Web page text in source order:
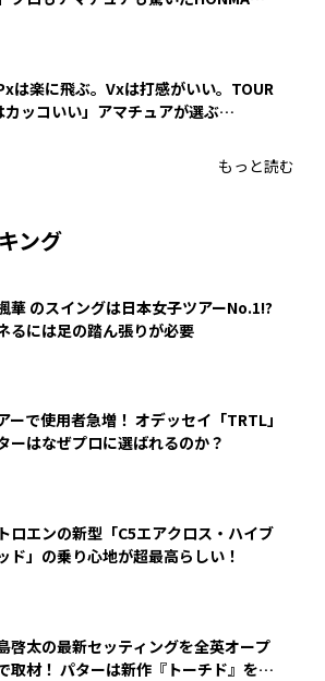
Pxは楽に飛ぶ。Vxは打感がいい。TOUR
カッコいい」アマチュアが選ぶ
もっと読む
ング
華 のスイングは日本女子ツアーNo.1!?
るには足の踏ん張りが必要
ーで使用者急増！ オデッセイ「TRTL」
ーはなぜプロに選ばれるのか？
ロエンの新型「C5エアクロス・ハイブ
ド」の乗り心地が超最高らしい！
啓太の最新セッティングを全英オープ
取材！ パターは新作『トーチド』を投